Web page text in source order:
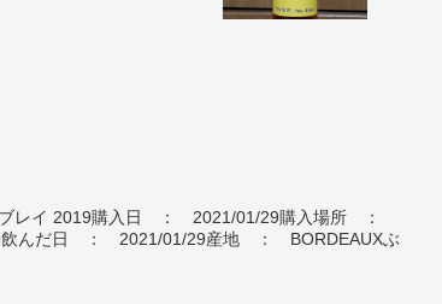
レイ 2019購入日 ： 2021/01/29購入場所 ：
飲んだ日 ： 2021/01/29産地 ： BORDEAUXぶ